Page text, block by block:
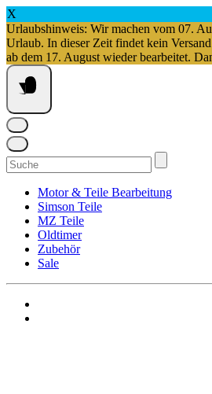
X
Urlaubshinweis: Wir machen vom 07.
Urlaub. In dieser Zeit findet kein
ab dem 17. August wieder bearbeitet.
Springe
zum
Inhalt
Suchen
nach:
Motor & Teile Bearbeitung
Simson Teile
MZ Teile
Oldtimer
Zubehör
Sale